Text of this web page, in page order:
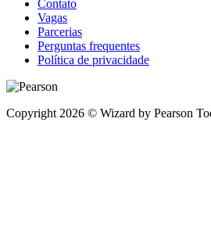
Contato
Vagas
Parcerias
Perguntas frequentes
Política de privacidade
Copyright 2026 © Wizard by Pearson